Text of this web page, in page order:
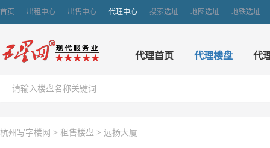
首页 出租中心 出售中心 代理中心 搜索选址 地图选址 地铁选址
代理首页 代理楼盘 代
杭州写字楼网 > 租售楼盘 > 远扬大厦